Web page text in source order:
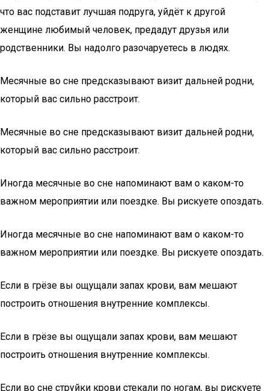
что вас подставит лучшая подруга, уйдёт к другой
женщине любимый человек, предадут друзья или
родственники. Вы надолго разочаруетесь в людях.
Месячные во сне предсказывают визит дальней родни,
который вас сильно расстроит.
Месячные во сне предсказывают визит дальней родни,
который вас сильно расстроит.
Иногда месячные во сне напоминают вам о каком-то
важном мероприятии или поездке. Вы рискуете опоздать.
Иногда месячные во сне напоминают вам о каком-то
важном мероприятии или поездке. Вы рискуете опоздать.
Если в грёзе вы ощущали запах крови, вам мешают
построить отношения внутренние комплексы.
Если в грёзе вы ощущали запах крови, вам мешают
построить отношения внутренние комплексы.
Если во сне струйки крови стекали по ногам, вы рискуете